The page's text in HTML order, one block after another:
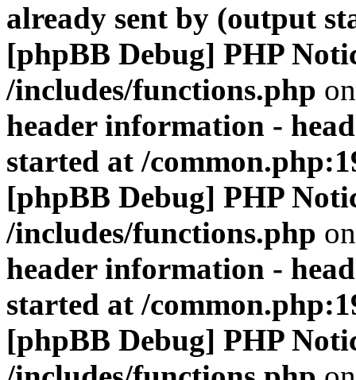
already sent by (output
[phpBB Debug] PHP
/includes/functions.php
header information -
started at /
[phpBB Debug] PHP
/includes/functions.php
header information -
started at /
[phpBB Debug] PHP